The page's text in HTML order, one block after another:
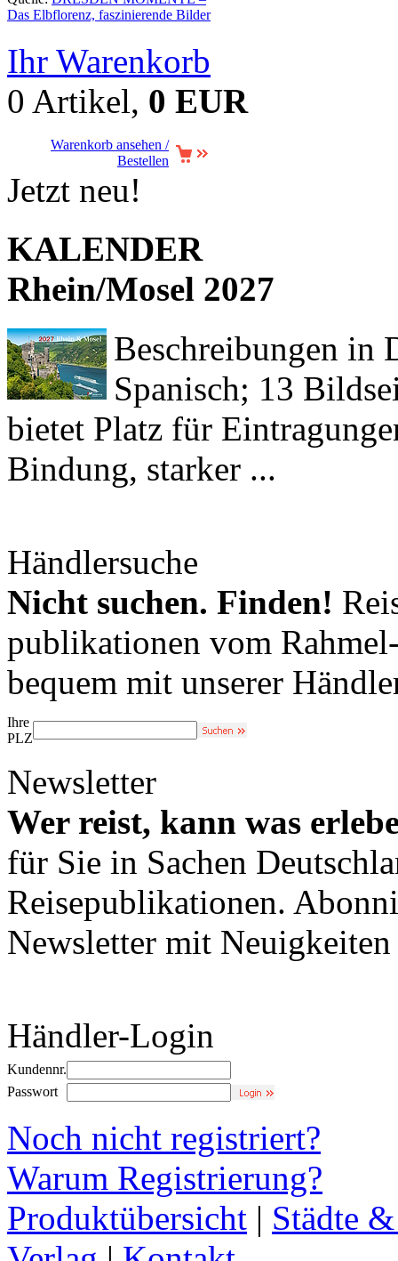
Das Elbflorenz, faszinierende Bilder
Ihr Warenkorb
0 Artikel, 0 EUR
Warenkorb ansehen /
Bestellen
Jetzt neu!
KALENDER
Rhein/Mosel 2027
Beschreibungen in
Spanisch; 13
bietet Platz für
Bindung, starker ...
Händlersuche
Nicht suchen. Finden!
publikationen vom
bequem mit unserer
Ihre
PLZ
Newsletter
Wer reist, kann was
für Sie in Sachen
Reisepublikationen.
Newsletter mit
Händler-Login
Kundennr.
Passwort
Noch nicht registriert?
Warum Registrierung?
Produktübersicht | Städte